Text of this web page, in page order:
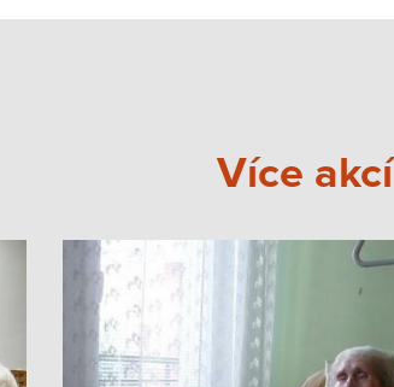
Více akcí